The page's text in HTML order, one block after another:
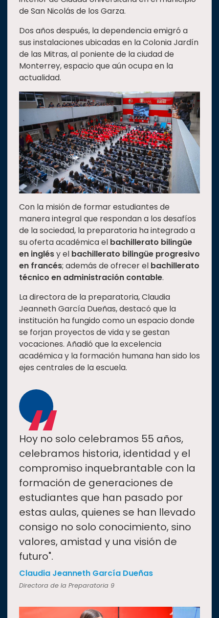
de San Nicolás de los Garza.
Dos años después, la dependencia emigró a
sus instalaciones ubicadas en la Colonia Jardín
de las Mitras, al poniente de la ciudad de
Monterrey, espacio que aún ocupa en la
actualidad.
Con la misión de formar estudiantes de
manera integral que respondan a los desafíos
de la sociedad, la preparatoria ha integrado a
su oferta académica el bachillerato bilingüe
en inglésy el bachillerato bilingüe progresivo
en francés; además de ofrecer el bachillerato
técnico en administración contable.
La directora de la preparatoria, Claudia
Jeanneth García Dueñas, destacó que la
institución ha fungido como un espacio donde
se forjan proyectos de vida y se gestan
vocaciones. Añadió que la excelencia
académica y la formación humana han sido los
ejes centrales de la escuela.
“
Hoy no solo celebramos 55 años,
celebramos historia, identidad y el
compromiso inquebrantable con la
formación de generaciones de
estudiantes que han pasado por
estas aulas, quienes se han llevado
consigo no solo conocimiento, sino
valores, amistad y una visión de
futuro".
Claudia Jeanneth García Dueñas
Directora de la Preparatoria 9